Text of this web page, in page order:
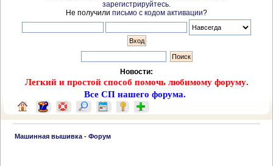
зарегистрируйтесь
Не получили письмо с кодом активации?
Новости:
Легкий и простой способ помочь любимому форуму.
Все СП нашего форума.
Машинная вышивка - Форум